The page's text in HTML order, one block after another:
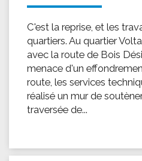
C'est la reprise, et les
quartiers. Au quartier
avec la route de Bois
menace d'un
route, les services
réalisé un mur de
traversée de...